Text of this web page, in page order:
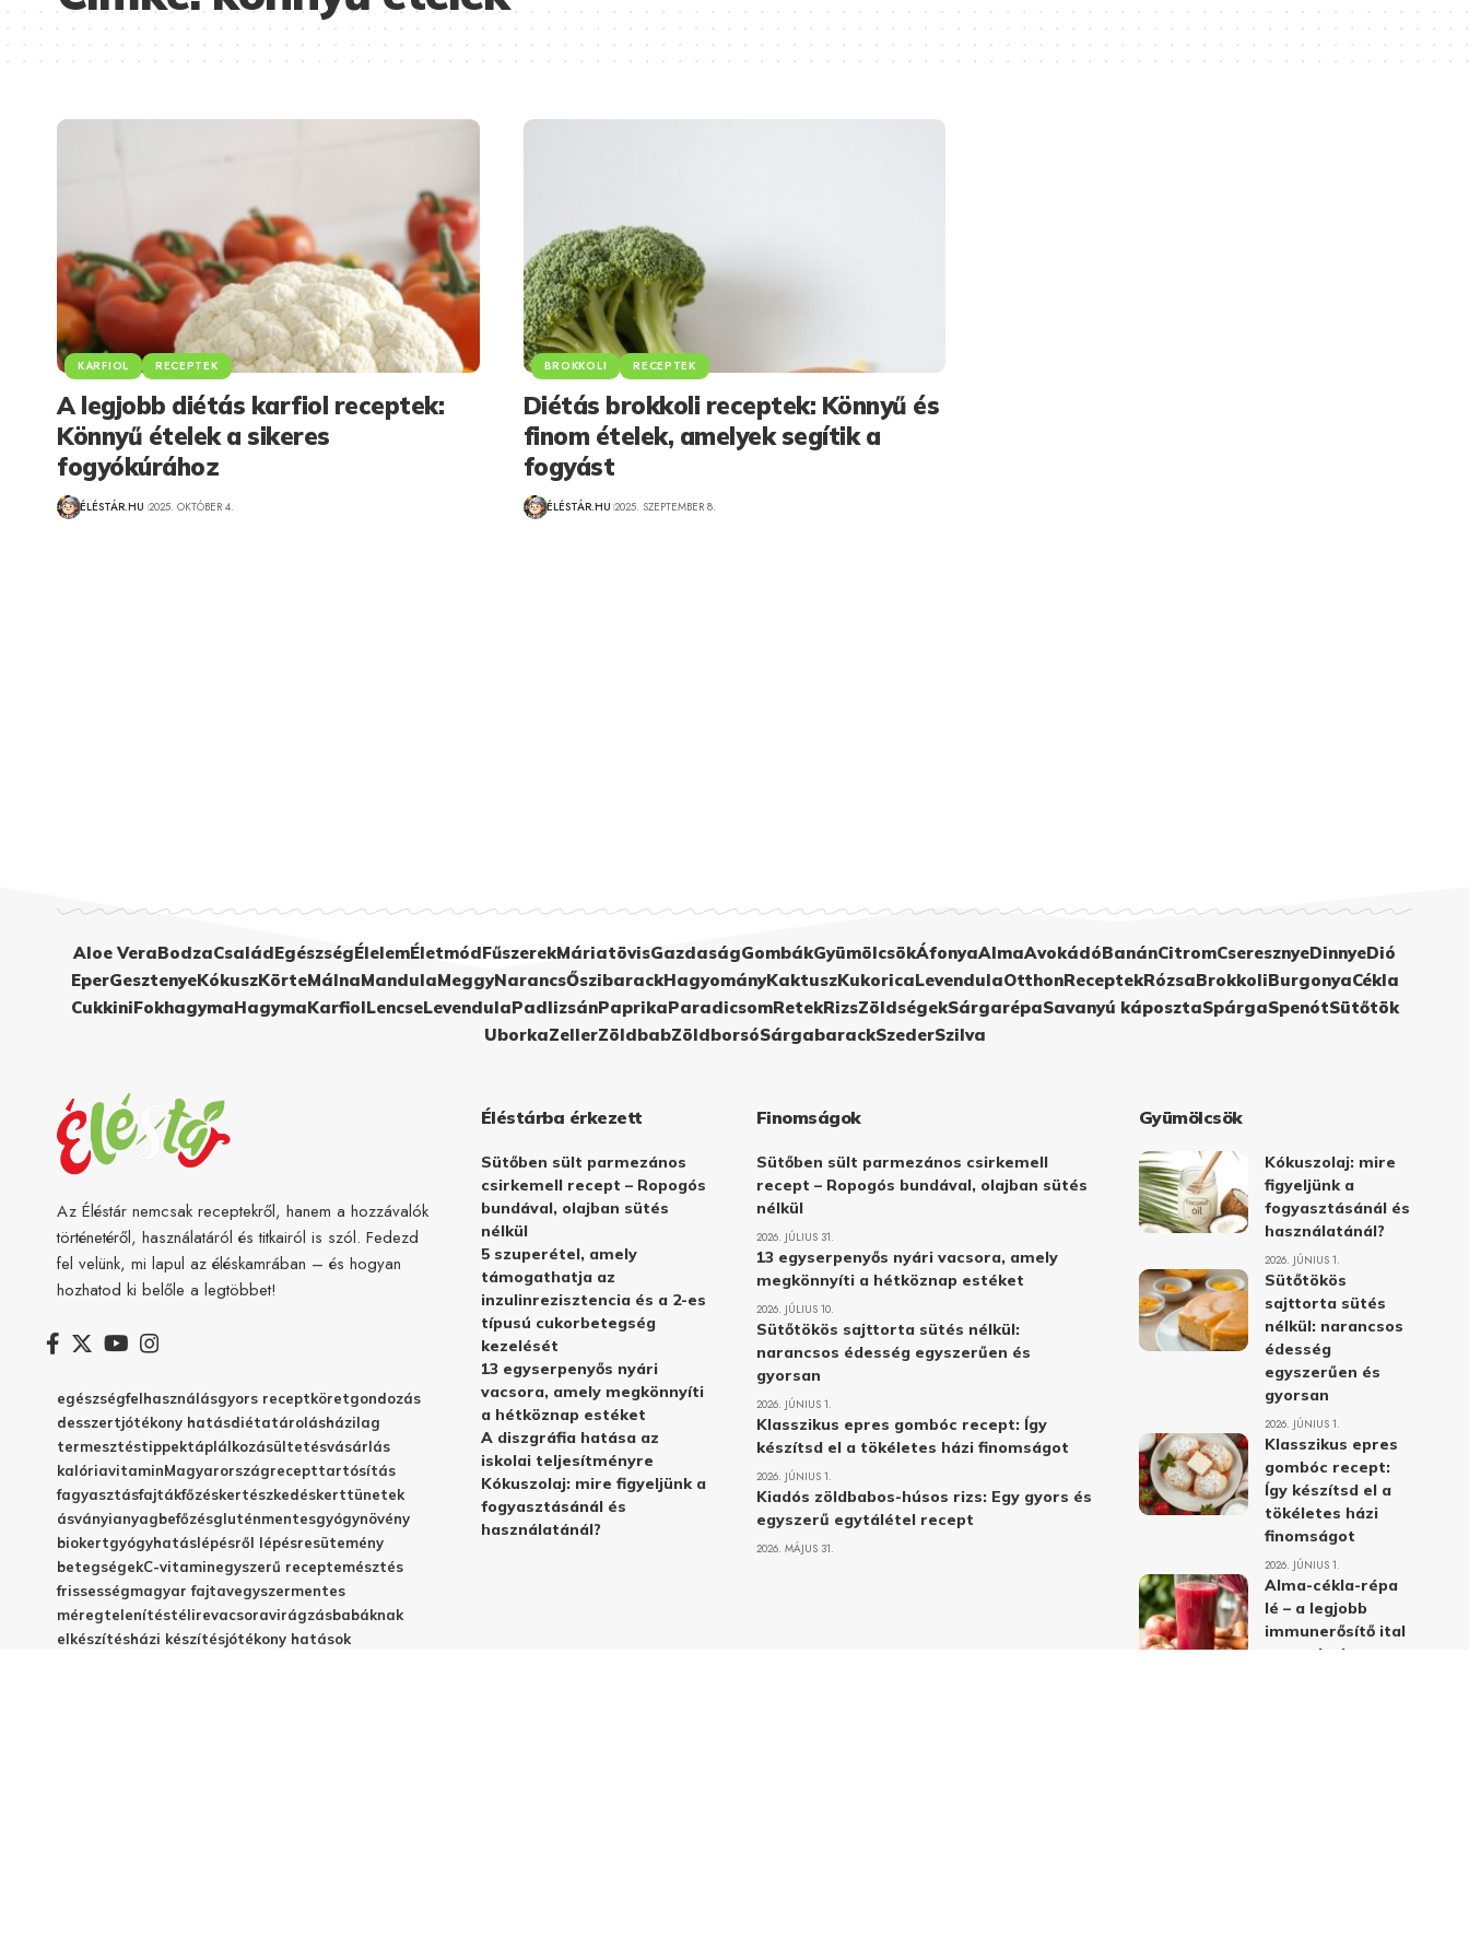
KARFIOL RECEPTEK
A legjobb diétás karfiol receptek:
Könnyű ételek a sikeres
fogyókúrához
ÉLÉSTÁR.HU 2025. OKTÓBER 4.
BROKKOLI RECEPTEK
Diétás brokkoli receptek: Könnyű és
finom ételek, amelyek segítik a
fogyást
ÉLÉSTÁR.HU 2025. SZEPTEMBER 8.
Aloe VeraBodzaCsaládEgészségÉlelemÉletmódFűszerekMáriatövisGazdaságGombákGyümölcsökÁfonyaAlmaAvokádóBanánCitromCseresznyeDinnyeDió
EperGesztenyeKókuszKörteMálnaMandulaMeggyNarancsŐszibarackHagyományKaktuszKukoricaLevendulaOtthonReceptekRózsaBrokkoliBurgonyaCékla
CukkiniFokhagymaHagymaKarfiolLencseLevendulaPadlizsánPaprikaParadicsomRetekRizsZöldségekSárgarépaSavanyú káposztaSpárgaSpenótSütőtök
UborkaZellerZöldbabZöldborsóSárgabarackSzederSzilva
Az Éléstár nemcsak receptekről, hanem a hozzávalók
történetéről, használatáról és titkairól is szól. Fedezd
fel velünk, mi lapul az éléskamrában – és hogyan
hozhatod ki belőle a legtöbbet!
egészségfelhasználásgyors receptköretgondozás
desszertjótékony hatásdiétatárolásházilag
termesztéstippektáplálkozásültetésvásárlás
kalóriavitaminMagyarországrecepttartósítás
fagyasztásfajtákfőzéskertészkedéskerttünetek
ásványianyagbefőzésgluténmentesgyógynövény
biokertgyógyhatáslépésről lépésresütemény
betegségekC-vitaminegyszerű receptemésztés
frissességmagyar fajtavegyszermentes
méregtelenítéstélirevacsoravirágzásbabáknak
elkészítésházi készítésjótékony hatások
Éléstárba érkezett
Sütőben sült parmezános
csirkemell recept – Ropogós
bundával, olajban sütés
nélkül
5 szuperétel, amely
támogathatja az
inzulinrezisztencia és a 2-es
típusú cukorbetegség
kezelését
13 egyserpenyős nyári
vacsora, amely megkönnyíti
a hétköznap estéket
A diszgráfia hatása az
iskolai teljesítményre
Kókuszolaj: mire figyeljünk a
fogyasztásánál és
használatánál?
Finomságok
Sütőben sült parmezános csirkemell
recept – Ropogós bundával, olajban sütés
nélkül
2026. JÚLIUS 31.
13 egyserpenyős nyári vacsora, amely
megkönnyíti a hétköznap estéket
2026. JÚLIUS 10.
Sütőtökös sajttorta sütés nélkül:
narancsos édesség egyszerűen és
gyorsan
2026. JÚNIUS 1.
Klasszikus epres gombóc recept: Így
készítsd el a tökéletes házi finomságot
2026. JÚNIUS 1.
Kiadós zöldbabos-húsos rizs: Egy gyors és
egyszerű egytálétel recept
2026. MÁJUS 31.
Gyümölcsök
Kókuszolaj: mire
figyeljünk a
fogyasztásánál és
használatánál?
2026. JÚNIUS 1.
Sütőtökös
sajttorta sütés
nélkül: narancsos
édesség
egyszerűen és
gyorsan
2026. JÚNIUS 1.
Klasszikus epres
gombóc recept:
Így készítsd el a
tökéletes házi
finomságot
2026. JÚNIUS 1.
Alma-cékla-répa
lé – a legjobb
immunerősítő ital
receptje és